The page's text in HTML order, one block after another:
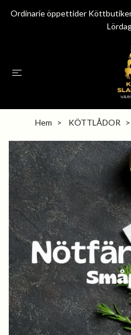
Ordinarie öppettider
Hem KÖTTLÅDOR